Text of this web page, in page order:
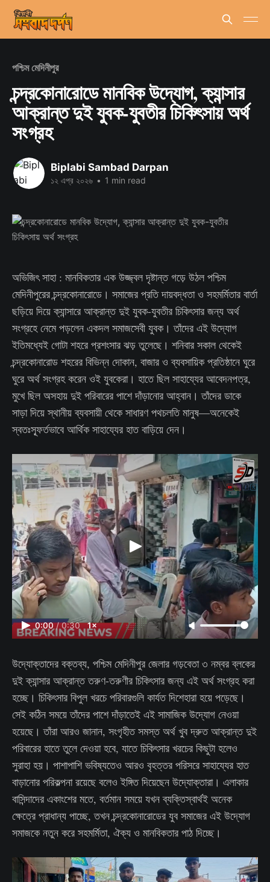
পশ্চিম মেদিনীপুর
চন্দ্রকোনারোডে মানবিক উদ্যোগ, ক্যান্সার
আক্রান্ত দুই যুবক-যুবতীর চিকিৎসায় অর্থ
সংগ্রহ
Biplabi Sambad Darpan
১২ এপ্র ২০২৬ • 1 min read
অভিজিৎ সাহা : মানবিকতার এক উজ্জ্বল দৃষ্টান্ত গড়ে উঠল পশ্চিম
মেদিনীপুরের চন্দ্রকোনারোডে। সমাজের প্রতি দায়বদ্ধতা ও সহমর্মিতার বার্তা
ছড়িয়ে দিয়ে ক্যান্সারে আক্রান্ত দুই যুবক-যুবতীর চিকিৎসার জন্য অর্থ
সংগ্রহে নেমে পড়লেন একদল সমাজসেবী যুবক। তাঁদের এই উদ্যোগ
ইতিমধ্যেই গোটা শহরে প্রশংসার ঝড় তুলেছে। শনিবার সকাল থেকেই
চন্দ্রকোনারোড শহরের বিভিন্ন দোকান, বাজার ও ব্যবসায়িক প্রতিষ্ঠানে ঘুরে
ঘুরে অর্থ সংগ্রহ করেন ওই যুবকেরা। হাতে ছিল সাহায্যের আবেদনপত্র,
মুখে ছিল অসহায় দুই পরিবারের পাশে দাঁড়ানোর আহ্বান। তাঁদের ডাকে
সাড়া দিয়ে স্থানীয় ব্যবসায়ী থেকে সাধারণ পথচলতি মানুষ—অনেকেই
স্বতঃস্ফূর্তভাবে আর্থিক সাহায্যের হাত বাড়িয়ে দেন।
0:00 / 0:30 1×
উদ্যোক্তাদের বক্তব্য, পশ্চিম মেদিনীপুর জেলার গড়বেতা ৩ নম্বর ব্লকের
দুই ক্যান্সার আক্রান্ত তরুণ-তরুণীর চিকিৎসার জন্য এই অর্থ সংগ্রহ করা
হচ্ছে। চিকিৎসার বিপুল খরচে পরিবারগুলি কার্যত দিশেহারা হয়ে পড়েছে।
সেই কঠিন সময়ে তাঁদের পাশে দাঁড়াতেই এই সামাজিক উদ্যোগ নেওয়া
হয়েছে। তাঁরা আরও জানান, সংগৃহীত সমস্ত অর্থ খুব দ্রুত আক্রান্ত দুই
পরিবারের হাতে তুলে দেওয়া হবে, যাতে চিকিৎসার খরচের কিছুটা হলেও
সুরাহা হয়। পাশাপাশি ভবিষ্যতেও আরও বৃহত্তর পরিসরে সাহায্যের হাত
বাড়ানোর পরিকল্পনা রয়েছে বলেও ইঙ্গিত দিয়েছেন উদ্যোক্তারা। এলাকার
বাসিন্দাদের একাংশের মতে, বর্তমান সময়ে যখন ব্যক্তিস্বার্থই অনেক
ক্ষেত্রে প্রাধান্য পাচ্ছে, তখন চন্দ্রকোনারোডের যুব সমাজের এই উদ্যোগ
সমাজকে নতুন করে সহমর্মিতা, ঐক্য ও মানবিকতার পাঠ দিচ্ছে।